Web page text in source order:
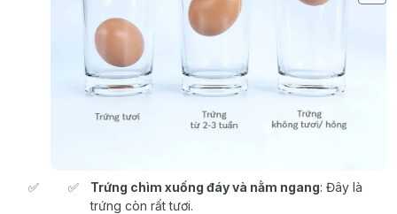
Trứng chìm xuống đáy và nằm ngang: Đây là
trứng còn rất tươi.